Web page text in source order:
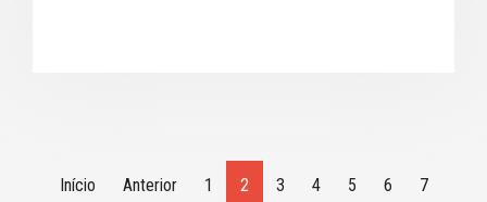
Início Anterior 1 2 3 4 5 6 7